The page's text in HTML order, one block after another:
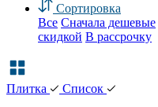
Сортировка
Все Сначала дешевые
скидкой В рассрочку
Плитка
Список